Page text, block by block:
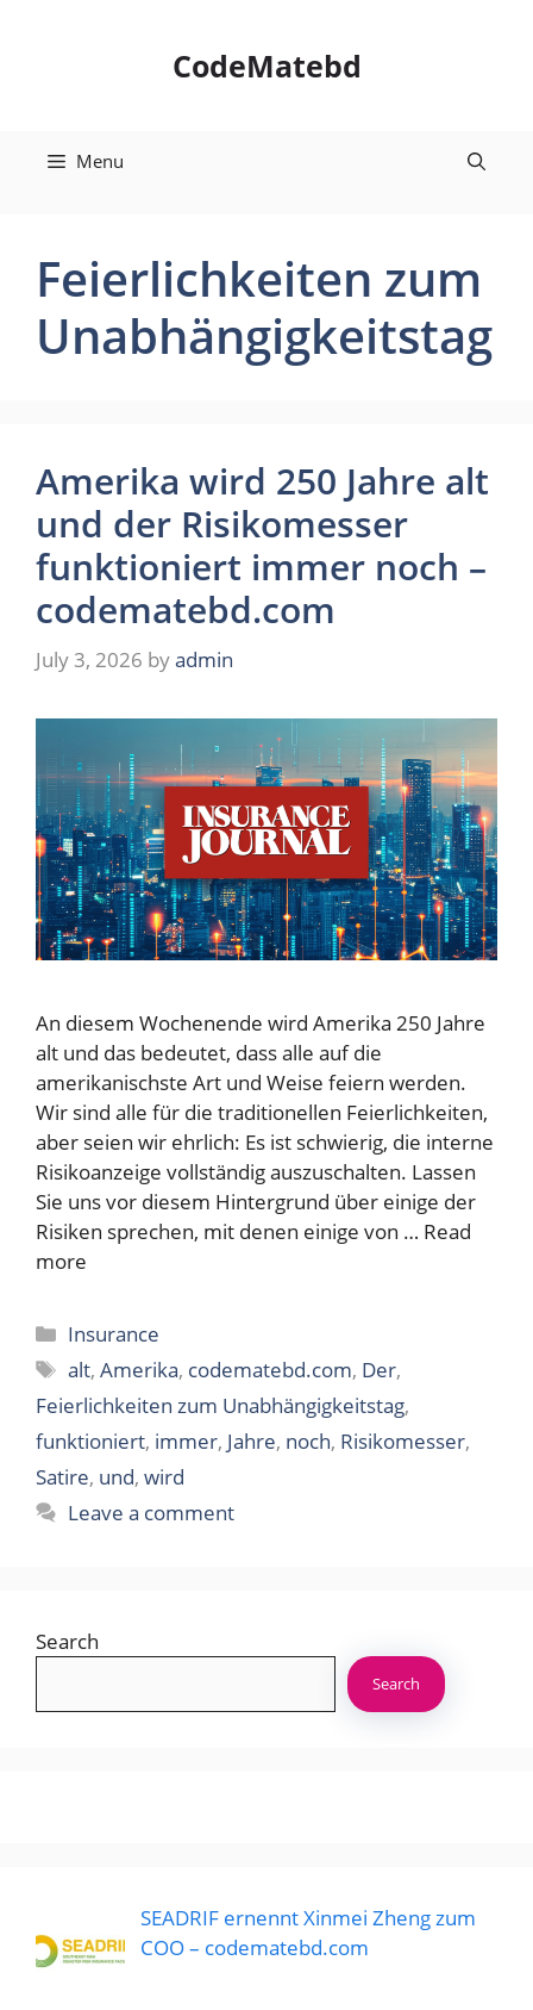
CodeMatebd
Menu
Feierlichkeiten zum
Unabhängigkeitstag
Amerika wird 250 Jahre alt
und der Risikomesser
funktioniert immer noch –
codematebd.com
July 3, 2026 byadmin
An diesem Wochenende wird Amerika 250 Jahre
alt und das bedeutet, dass alle auf die
amerikanischste Art und Weise feiern werden.
Wir sind alle für die traditionellen Feierlichkeiten,
aber seien wir ehrlich: Es ist schwierig, die interne
Risikoanzeige vollständig auszuschalten. Lassen
Sie uns vor diesem Hintergrund über einige der
Risiken sprechen, mit denen einige von … Read
more
Categories
Insurance
Tags
alt,Amerika, codematebd.com, Der,
Feierlichkeiten zum Unabhängigkeitstag,
funktioniert, immer, Jahre, noch, Risikomesser,
Satire, und, wird
Leave a comment
Search
Search
SEADRIF ernennt Xinmei Zheng zum
COO – codematebd.com